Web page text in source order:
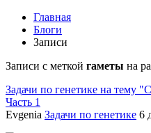
Главная
Блоги
Записи
Записи с меткой гаметы на
Задачи по генетике на тему
Часть 1
Evgenia Задачи по генетике 6